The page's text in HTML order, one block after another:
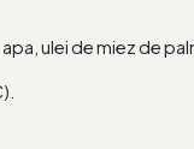
ulei de miez de